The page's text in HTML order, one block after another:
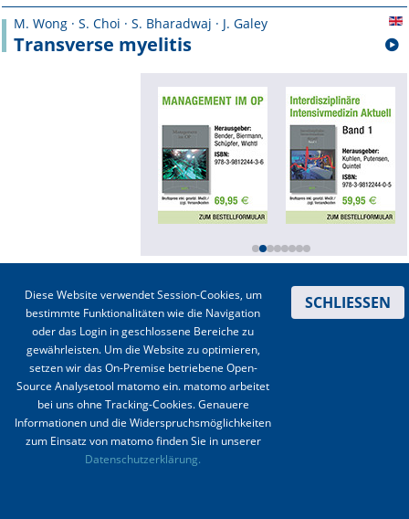
Archiv
Supplements OrphanAnesthesia
Autoren-Service
Bestell-Service
Stellenmarkt
Kongresskalender
M. Wong · S. Choi · S. Bharadwaj · J. Galey
Transverse myelitis
Haftungsausschluss | AGBs
© 2003-2020 Anästhesiologie & Intensivmedizin, Aktiv Druck und Verlag GmbH ISSN 1439-
0256 (online) ISSN 0170-5334 (Print)
Diese Website verwendet Session-Cookies, um
bestimmte Funktionalitäten wie die Navigation
oder das Login in geschlossene Bereiche zu
gewährleisten. Um die Website zu optimieren,
setzen wir das On-Premise betriebene Open-
Source Analysetool matomo ein. matomo arbeitet
bei uns ohne Tracking-Cookies. Genauere
Informationen und die Widerspruchsmöglichkeiten
zum Einsatz von matomo finden Sie in unserer
Datenschutzerklärung.
SCHLIESSEN